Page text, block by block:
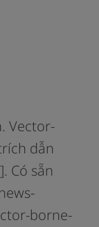
Vector-
dẫn
Có sẵn
borne-